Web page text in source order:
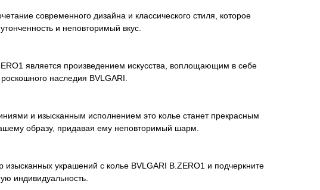
современного дизайна и классического стиля, которое
и неповторимый вкус.
является произведением искусства, воплощающим в себе
роскошного наследия BVLGARI.
и изысканным исполнением это колье станет прекрасным
образу, придавая ему неповторимый шарм.
изысканных украшений с колье BVLGARI B.ZERO1 и подчеркните
индивидуальность.